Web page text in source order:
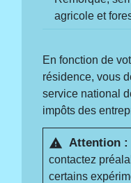
agricole et
En fonction de
résidence, vous
service national
impôts des
warning Attention :
contactez
certains